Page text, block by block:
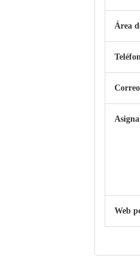
Área
Web